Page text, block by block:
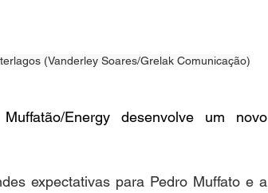
(Vanderley Soares/Grelak Comunicação)
Energy desenvolve um novo
expectativas para Pedro Muffato e a